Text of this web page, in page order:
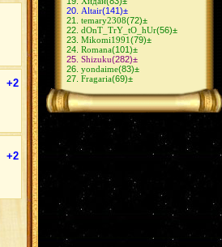
+2
+2
КьюбиНару
СасуКарин(6)
АсуКуре(6)
НеджиНару(6)
КанкуТен(6)
СайНару(6)
ЛиСаку(5)
НеджиЦуна(5)
ЛиТен(5)
НеджиИно(4)
КакаШизу
(4)
ФугаМико
(4)
ДейХина
ИтаХана
КанкуТема
ИтаКиса
ОроАнко
ХаятеЮгао
КакаАнко
Altair(141)±
temary2308(72)±
dOnT_TrY_tO_hUr(56)±
Mikomi1991(79)±
Romana(101)±
Shizuku(282)±
yondaime(83)±
Fragaria(69)±